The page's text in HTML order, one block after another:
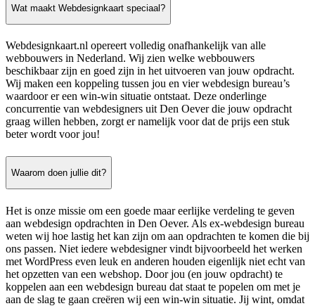
Wat maakt Webdesignkaart speciaal?
Webdesignkaart.nl opereert volledig onafhankelijk van alle
webbouwers in Nederland. Wij zien welke webbouwers
beschikbaar zijn en goed zijn in het uitvoeren van jouw opdracht.
Wij maken een koppeling tussen jou en vier webdesign bureau’s
waardoor er een win-win situatie ontstaat. Deze onderlinge
concurrentie van webdesigners uit Den Oever die jouw opdracht
graag willen hebben, zorgt er namelijk voor dat de prijs een stuk
beter wordt voor jou!
Waarom doen jullie dit?
Het is onze missie om een goede maar eerlijke verdeling te geven
aan webdesign opdrachten in Den Oever. Als ex-webdesign bureau
weten wij hoe lastig het kan zijn om aan opdrachten te komen die bij
ons passen. Niet iedere webdesigner vindt bijvoorbeeld het werken
met WordPress even leuk en anderen houden eigenlijk niet echt van
het opzetten van een webshop. Door jou (en jouw opdracht) te
koppelen aan een webdesign bureau dat staat te popelen om met je
aan de slag te gaan creëren wij een win-win situatie. Jij wint, omdat